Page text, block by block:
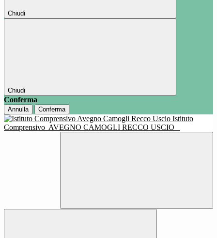
Chiudi
Chiudi
Conferma
Annulla Conferma
Istituto
Comprensivo AVEGNO CAMOGLI RECCO USCIO